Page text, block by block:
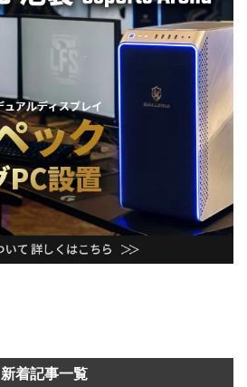
新着記事一覧